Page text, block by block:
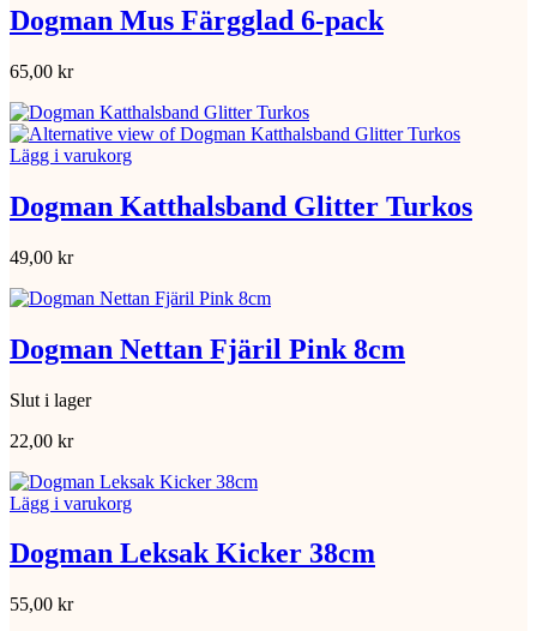
Dogman Mus Färgglad 6-pack
65,00 kr
Lägg i varukorg
Dogman Katthalsband Glitter Turkos
49,00 kr
Dogman Nettan Fjäril Pink 8cm
Slut i lager
22,00 kr
Lägg i varukorg
Dogman Leksak Kicker 38cm
55,00 kr